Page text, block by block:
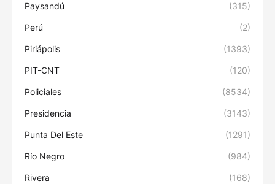
Paysandú (315)
Perú (2)
Piriápolis (1393)
PIT-CNT (120)
Policiales (8534)
Presidencia (3143)
Punta Del Este (1291)
Río Negro (984)
Rivera (168)